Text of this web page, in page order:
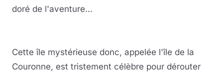
doré de l'aventure...
Cette île mystérieuse donc, appelée l'île de la
Couronne, est tristement célèbre pour dérouter